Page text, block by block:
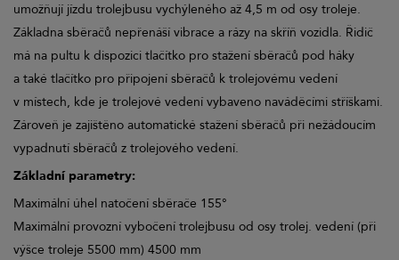
umožňují jízdu trolejbusu vychýleného až 4,5 m od osy troleje.
Základna sběračů nepřenáší vibrace a rázy na skříň vozidla. Řidič
má na pultu k dispozici tlačítko pro stažení sběračů pod háky
a také tlačítko pro připojení sběračů k trolejovému vedení
v místech, kde je trolejové vedení vybaveno naváděcími stříškami.
Zároveň je zajištěno automatické stažení sběračů při nežádoucím
vypadnutí sběračů z trolejového vedení.
Základní parametry:
Maximální úhel natočení sběrače 155°
Maximální provozní vybočení trolejbusu od osy trolej. vedení (při
výšce troleje 5500 mm) 4500 mm